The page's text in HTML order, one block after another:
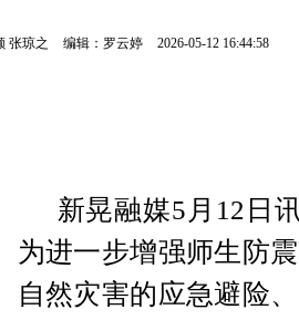
张琼之 编辑：罗云婷 2026-05-12 16:44:58
新晃融媒5月12日
为进一步增强师生防
自然灾害的应急避险